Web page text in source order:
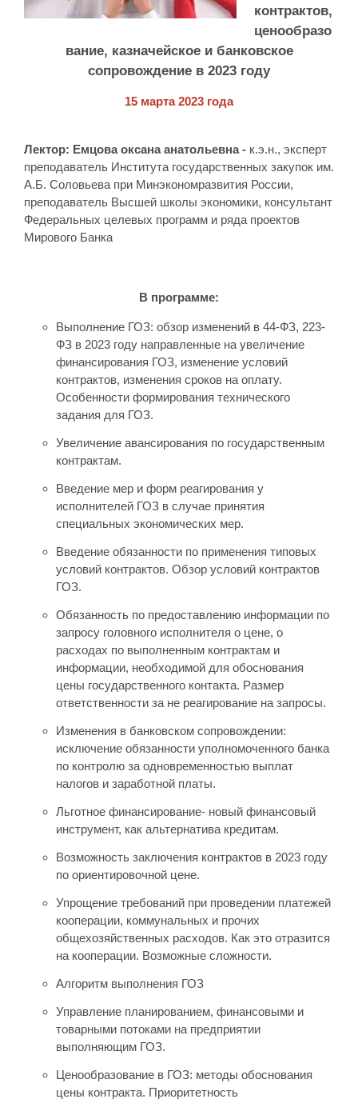
контрактов,
ценообразо
вание, казначейское и банковское
сопровождение в 2023 году
15 марта 2023 года
Лектор: Емцова оксана анатольевна- к.э.н., эксперт
преподаватель Института государственных закупок им.
А.Б. Соловьева при Минэкономразвития России,
преподаватель Высшей школы экономики, консультант
Федеральных целевых программ и ряда проектов
Мирового Банка
В программе:
Выполнение ГОЗ: обзор изменений в 44-ФЗ, 223-
ФЗ в 2023 году направленные на увеличение
финансирования ГОЗ, изменение условий
контрактов, изменения сроков на оплату.
Особенности формирования технического
задания для ГОЗ.
Увеличение авансирования по государственным
контрактам.
Введение мер и форм реагирования у
исполнителей ГОЗ в случае принятия
специальных экономических мер.
Введение обязанности по применения типовых
условий контрактов. Обзор условий контрактов
ГОЗ.
Обязанность по предоставлению информации по
запросу головного исполнителя о цене, о
расходах по выполненным контрактам и
информации, необходимой для обоснования
цены государственного контакта. Размер
ответственности за не реагирование на запросы.
Изменения в банковском сопровождении:
исключение обязанности уполномоченного банка
по контролю за одновременностью выплат
налогов и заработной платы.
Льготное финансирование- новый финансовый
инструмент, как альтернатива кредитам.
Возможность заключения контрактов в 2023 году
по ориентировочной цене.
Упрощение требований при проведении платежей
кооперации, коммунальных и прочих
общехозяйственных расходов. Как это отразится
на кооперации. Возможные сложности.
Алгоритм выполнения ГОЗ
Управление планированием, финансовыми и
товарными потоками на предприятии
выполняющим ГОЗ.
Ценообразование в ГОЗ: методы обоснования
цены контракта. Приоритетность